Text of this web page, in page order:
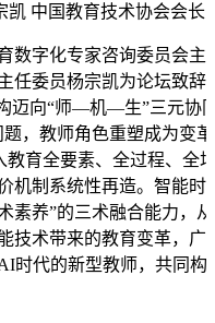
凯 中国教育技术协会会长
数字化专家咨询委员会主
任委员杨宗凯为论坛致辞
迈向“师—机—生”三元协
，教师角色重塑成为变
教育全要素、全过程、全
机制系统性再造。智能时
素养”的三术融合能力，
技术带来的教育变革，广
时代的新型教师，共同